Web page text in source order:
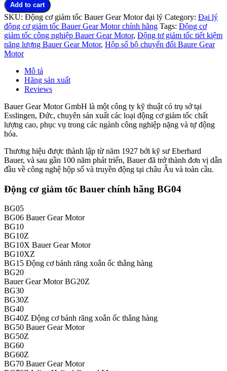
Add to cart
SKU: Động cơ giảm tốc Bauer Gear Motor đại lý Category: Đại lý
động cơ giảm tốc Bauer Gear Motor chính hãng Tags: Động cơ
giảm tốc công nghiệp Bauer Gear Motor, Động tơ giảm tốc tiết kiệm
năng lượng Bauer Gear Motor, Hộp số bộ chuyển đổi Baure Gear
Motor
Mô tả
Hãng sản xuất
Reviews
Bauer Gear Motor GmbH là một công ty kỹ thuật có trụ sở tại
Esslingen, Đức, chuyên sản xuất các loại động cơ giảm tốc chất
lượng cao, phục vụ trong các ngành công nghiệp nặng và tự động
hóa.
Thương hiệu được thành lập từ năm 1927 bởi kỹ sư Eberhard
Bauer, và sau gần 100 năm phát triển, Bauer đã trở thành đơn vị dẫn
đầu về công nghệ hộp số và truyền động tại châu Âu và toàn cầu.
Động cơ giảm tốc Bauer chính hãng BG04
BG05
BG06 Bauer Gear Motor
BG10
BG10Z
BG10X Bauer Gear Motor
BG10XZ
BG15 Động cơ bánh răng xoắn ốc thẳng hàng
BG20
Bauer Gear Motor BG20Z
BG30
BG30Z
BG40
BG40Z Động cơ bánh răng xoắn ốc thẳng hàng
BG50 Bauer Gear Motor
BG50Z
BG60
BG60Z
BG70 Bauer Gear Motor